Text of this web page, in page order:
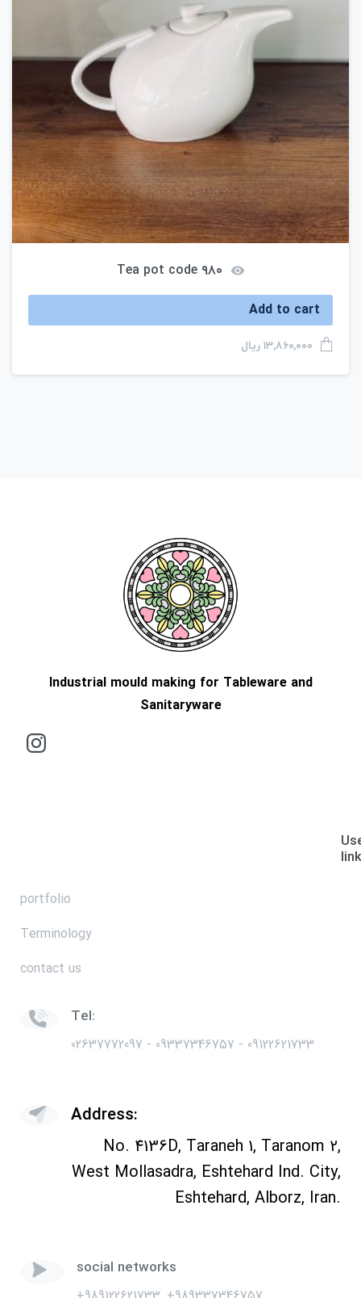
Tea pot code ۹۸۰
Add to cart
۱۳,۸۶۰,۰۰۰ ریال
Industrial mould making for Tableware and
Sanitaryware
portfolio
Terminology
contact us
Tel:
02637772097 - 09337346757 - 09122621733
Address:
No. 4136D, Taraneh 1, Taranom 2,
West Mollasadra, Eshtehard Ind. City,
Eshtehard, Alborz, Iran.
social networks